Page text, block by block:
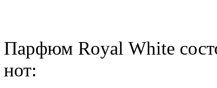
Парфюм Royal White
нот: